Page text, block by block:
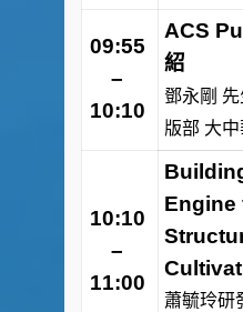
09:55
–
10:10
ACS
紹
鄧永剛 先
版部 大
10:10
–
11:00
Engine
蕭毓玲研